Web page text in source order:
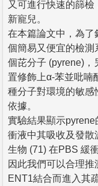
又可進行快速的篩
新寵兒。
在本篇論文中，為了
個簡易又便宜的檢測
個芘分子 (pyrene)，
置修飾上α-苯並吡喃
種分子對環境的敏感
依據。
實驗結果顯示
衝液中其吸收及發
生物 (71) 在PBS 緩
因此我們可以合理
ENT1結合而進入其